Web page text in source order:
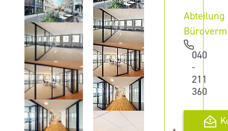
Abteilung
040
-
211
360